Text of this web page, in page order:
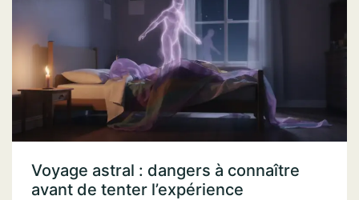
Voyage astral : dangers à connaître
avant de tenter l’expérience